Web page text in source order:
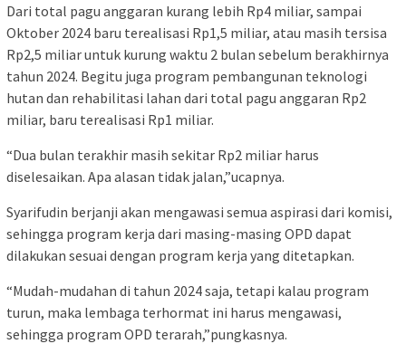
Dari total pagu anggaran kurang lebih Rp4 miliar, sampai
Oktober 2024 baru terealisasi Rp1,5 miliar, atau masih tersisa
Rp2,5 miliar untuk kurung waktu 2 bulan sebelum berakhirnya
tahun 2024. Begitu juga program pembangunan teknologi
hutan dan rehabilitasi lahan dari total pagu anggaran Rp2
miliar, baru terealisasi Rp1 miliar.
“Dua bulan terakhir masih sekitar Rp2 miliar harus
diselesaikan. Apa alasan tidak jalan,”ucapnya.
Syarifudin berjanji akan mengawasi semua aspirasi dari komisi,
sehingga program kerja dari masing-masing OPD dapat
dilakukan sesuai dengan program kerja yang ditetapkan.
“Mudah-mudahan di tahun 2024 saja, tetapi kalau program
turun, maka lembaga terhormat ini harus mengawasi,
sehingga program OPD terarah,”pungkasnya.